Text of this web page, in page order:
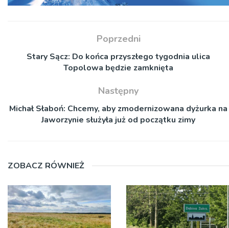
Poprzedni
Stary Sącz: Do końca przyszłego tygodnia ulica
Topolowa będzie zamknięta
Następny
Michał Słaboń: Chcemy, aby zmodernizowana dyżurka na
Jaworzynie służyła już od początku zimy
ZOBACZ RÓWNIEŻ